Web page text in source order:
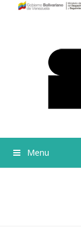
Menu